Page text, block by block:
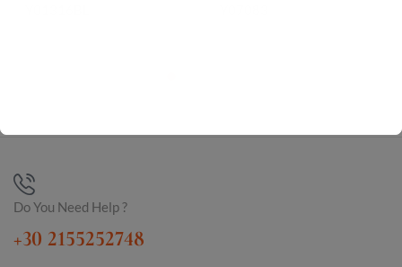
Do You Need Help ?
+30 2155252748